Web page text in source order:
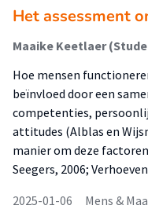
Het assessment
Maaike Keetlaer
Hoe mensen
beïnvloed door een
competenties,
attitudes (Alblas en
manier om deze
Seegers, 2006;
2025-01-06
Mens &